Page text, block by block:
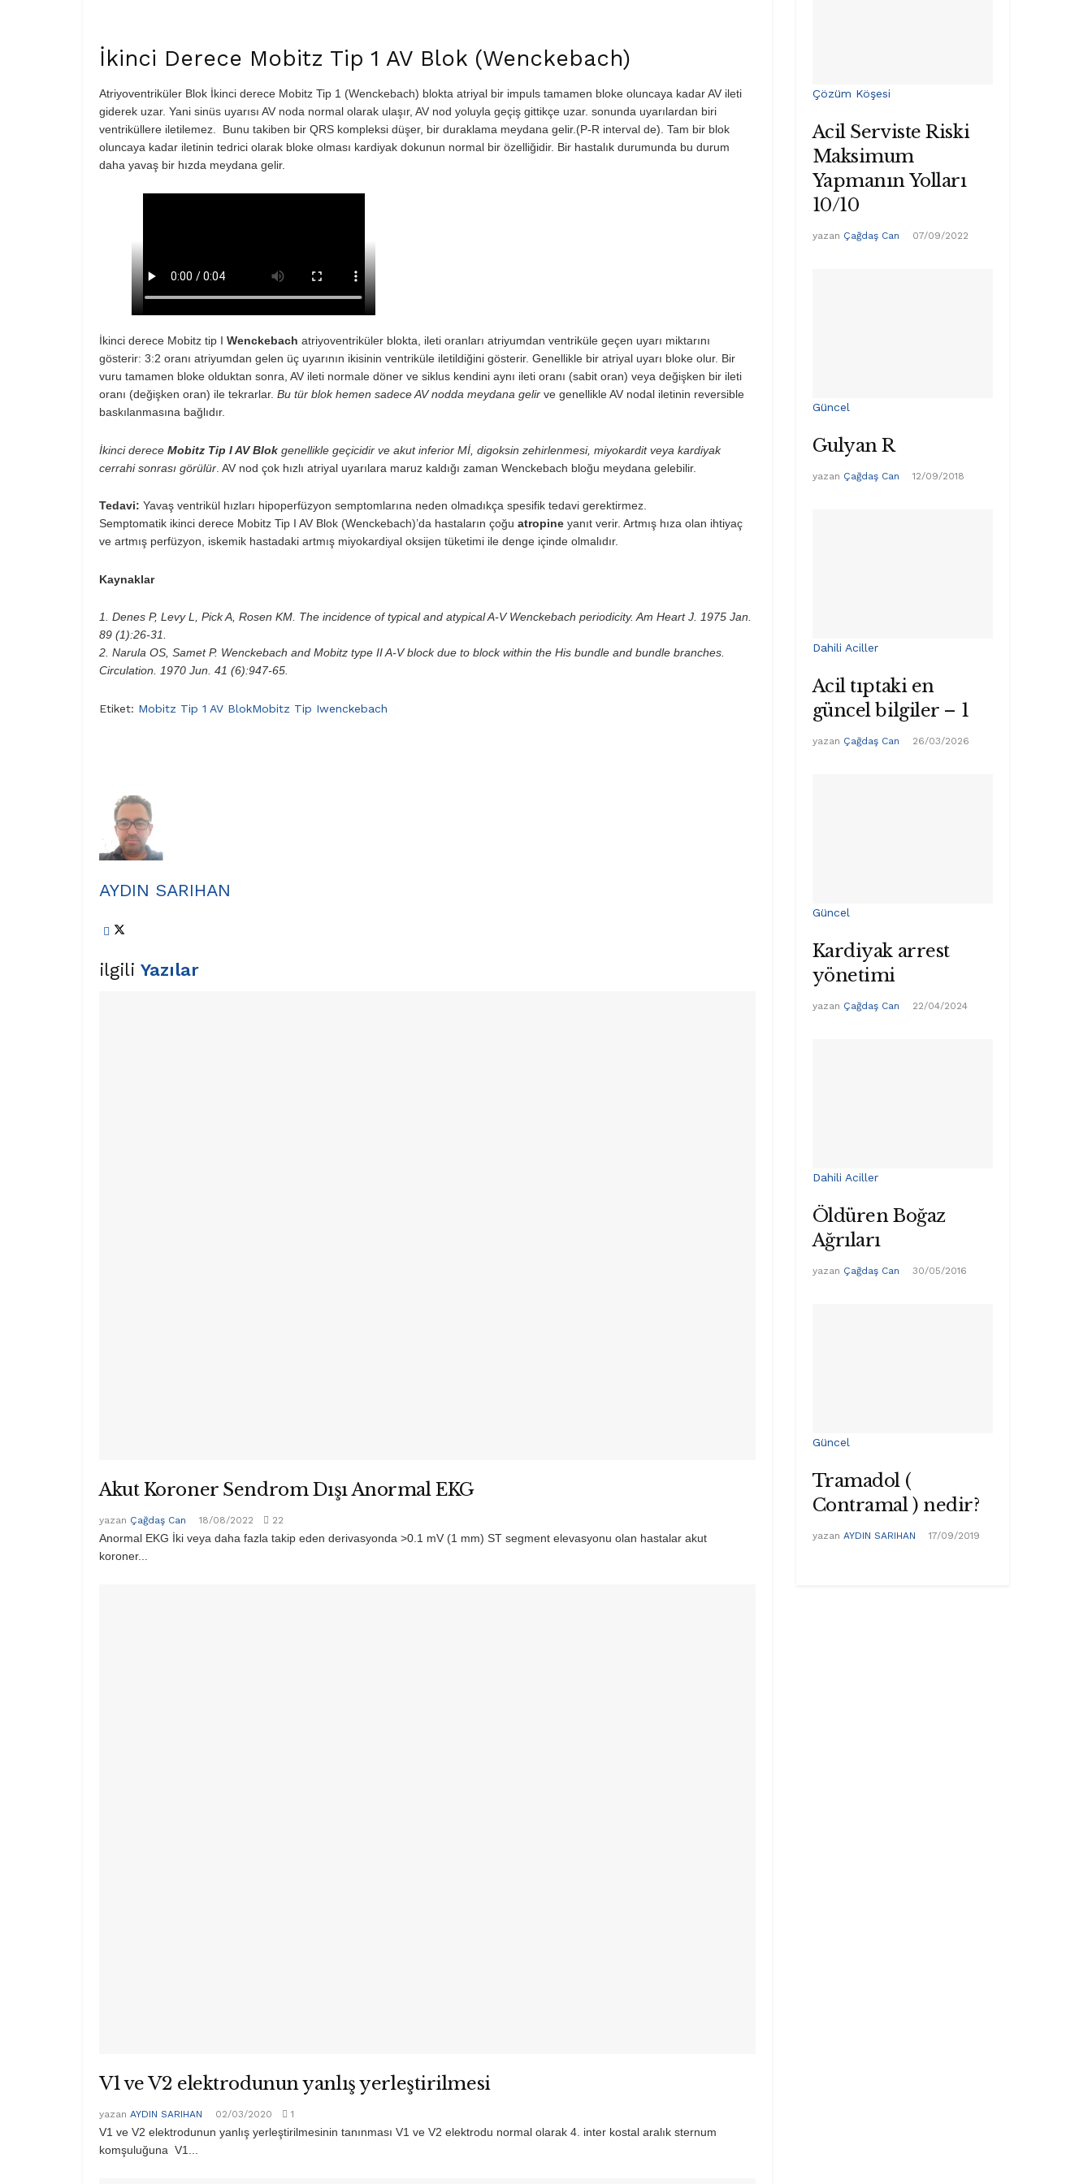
İkinci Derece Mobitz Tip 1 AV Blok (Wenckebach)
Atriyoventriküler Blok İkinci derece Mobitz Tip 1 (Wenckebach) blokta atriyal bir impuls tamamen bloke oluncaya kadar AV ileti
giderek uzar. Yani sinüs uyarısı AV noda normal olarak ulaşır, AV nod yoluyla geçiş gittikçe uzar. sonunda uyarılardan biri
ventriküllere iletilemez. Bunu takiben bir QRS kompleksi düşer, bir duraklama meydana gelir.(P-R interval de). Tam bir blok
oluncaya kadar iletinin tedrici olarak bloke olması kardiyak dokunun normal bir özelliğidir. Bir hastalık durumunda bu durum
daha yavaş bir hızda meydana gelir.
İkinci derece Mobitz tip I Wenckebach atriyoventriküler blokta, ileti oranları atriyumdan ventriküle geçen uyarı miktarını
gösterir: 3:2 oranı atriyumdan gelen üç uyarının ikisinin ventriküle iletildiğini gösterir. Genellikle bir atriyal uyarı bloke olur. Bir
vuru tamamen bloke olduktan sonra, AV ileti normale döner ve siklus kendini aynı ileti oranı (sabit oran) veya de­ğişken bir ileti
oranı (değişken oran) ile tekrarlar. Bu tür blok hemen sadece AV nodda meydana gelir ve genellikle AV nodal iletinin reversible
baskılanmasına bağlıdır.
İkinci derece Mobitz Tip I AV Blok genellikle geçicidir ve akut inferior Mİ, digoksin zehirlenmesi, miyokardit veya kardiyak
cerrahi sonrası görülür . AV nod çok hızlı atriyal uyarılara maruz kaldığı zaman Wenckebach blo­ğu meydana gelebilir.
Tedavi: Yavaş ventrikül hızları hipoperfüzyon semptomlarına neden olmadıkça spesifik tedavi gerektirmez.
Semptomatik ikinci derece Mobitz Tip I AV Blok (Wenckebach)’da hastaların çoğu atropine yanıt verir. Artmış hıza olan ihtiyaç
ve artmış perfüzyon, iskemik hastadaki artmış miyokardiyal oksijen tüketimi ile denge içinde olmalıdır.
Kaynaklar
1. Denes P, Levy L, Pick A, Rosen KM. The incidence of typical and atypical A-V Wenckebach periodicity. Am Heart J. 1975 Jan.
89 (1):26-31.
2. Narula OS, Samet P. Wenckebach and Mobitz type II A-V block due to block within the His bundle and bundle branches.
Circulation. 1970 Jun. 41 (6):947-65.
Etiket: Mobitz Tip 1 AV BlokMobitz Tip Iwenckebach
AYDIN SARIHAN
ilgili Yazılar
Akut Koroner Sendrom Dışı Anormal EKG
yazan Çağdaş Can 18/08/2022 22
Anormal EKG İki veya daha fazla takip eden derivasyonda >0.1 mV (1 mm) ST segment elevasyonu olan hastalar akut
koroner...
V1 ve V2 elektrodunun yanlış yerleştirilmesi
yazan AYDIN SARIHAN 02/03/2020 1
V1 ve V2 elektrodunun yanlış yerleştirilmesinin tanınması V1 ve V2 elektrodu normal olarak 4. inter kostal aralık sternum
komşuluğuna V1...
Çözüm Köşesi
Acil Serviste Riski
Maksimum
Yapmanın Yolları
10/10
yazan Çağdaş Can 07/09/2022
Güncel
Gulyan R
yazan Çağdaş Can 12/09/2018
Dahili Aciller
Acil tıptaki en
güncel bilgiler – 1
yazan Çağdaş Can 26/03/2026
Güncel
Kardiyak arrest
yönetimi
yazan Çağdaş Can 22/04/2024
Dahili Aciller
Öldüren Boğaz
Ağrıları
yazan Çağdaş Can 30/05/2016
Güncel
Tramadol (
Contramal ) nedir?
yazan AYDIN SARIHAN 17/09/2019